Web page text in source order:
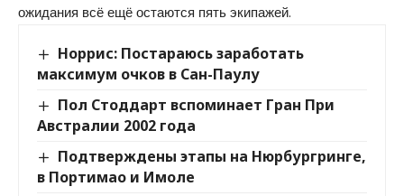
ожидания всё ещё остаются пять экипажей.
Норрис: Постараюсь заработать
максимум очков в Сан-Паулу
Пол Стоддарт вспоминает Гран При
Австралии 2002 года
Подтверждены этапы на Нюрбургринге,
в Портимао и Имоле